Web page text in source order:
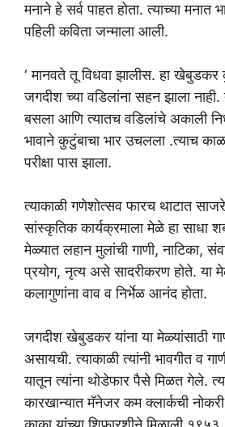
मनाने हे सर्व पाहत होता. त्याच्या मनात
पहिली कविता जन्माला आली.
‘ मानवते तू विधवा झालीस. हा
जगदीश च्या वडिलांना सहन झाला
बसला आणि त्यातच वडिलांचे अकाली
भावाने कुटुंबाचा भार उचलला .त्याच
परीक्षा पास झाला.
त्याकाळी गणेशोत्सव फारच थाटात
सांस्कृतिक कार्यक्रमाला मेळे हा साधा
मेळ्यात लहान मुलांची गाणी, नाटिका,
प्रयोग, नृत्य असे सादरीकरण होते. या
कलागुणांना वाव व निर्भेळ आनंद होता.
जगदीश खेबुडकर यांना या मेळ्यांसाठी
असायची. त्याकाळी त्यांनी भावगीत व
यातून त्यांना थोडेफार पैसे मिळत गेले.
कारखान्यात मॅनेजर कम क्लार्कची